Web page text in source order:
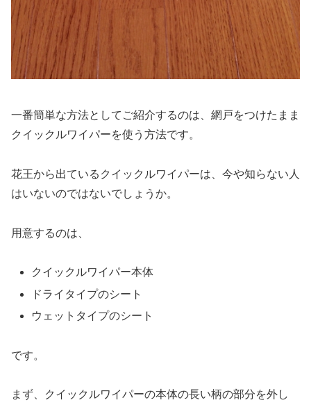
一番簡単な方法としてご紹介するのは、網戸をつけたまま
クイックルワイパーを使う方法です。
花王から出ているクイックルワイパーは、今や知らない人
はいないのではないでしょうか。
用意するのは、
クイックルワイパー本体
ドライタイプのシート
ウェットタイプのシート
です。
まず、クイックルワイパーの本体の長い柄の部分を外し